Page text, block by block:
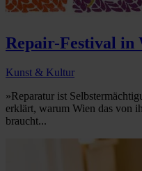
Repair-Festival in
Kunst & Kultur
»Reparatur ist
erklärt, warum Wien das von
braucht...